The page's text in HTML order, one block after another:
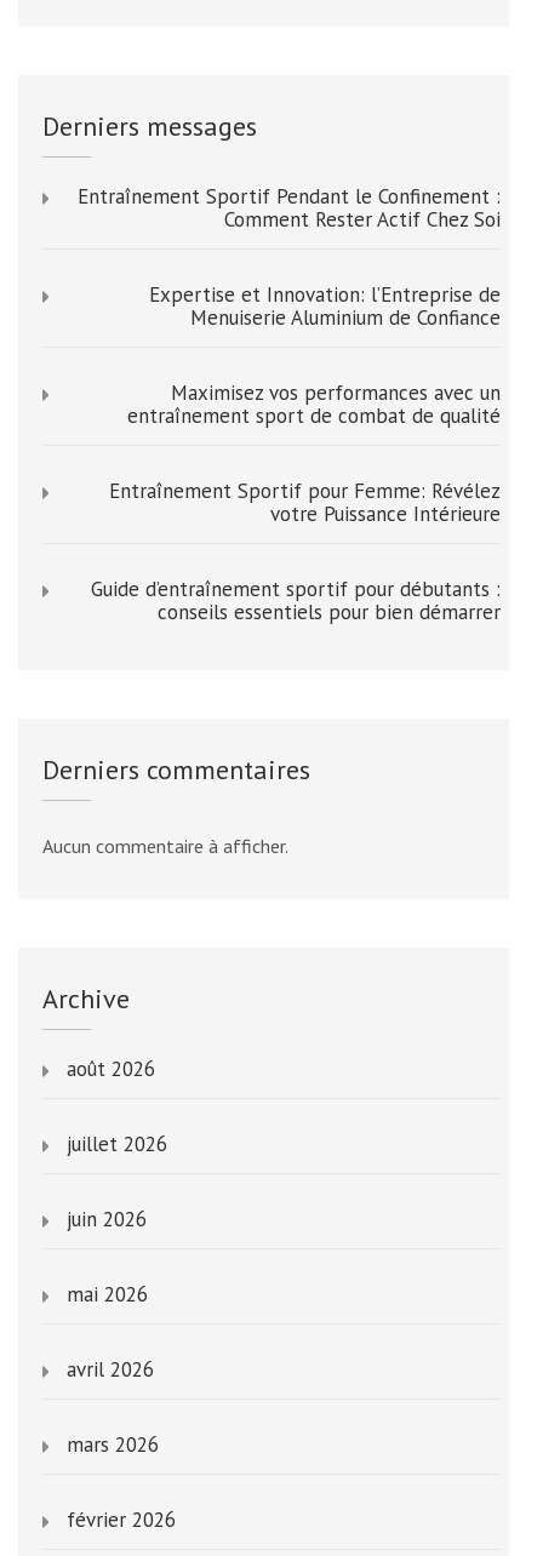
Derniers messages
Entraînement Sportif Pendant le Confinement :
Comment Rester Actif Chez Soi
Expertise et Innovation: l’Entreprise de
Menuiserie Aluminium de Confiance
Maximisez vos performances avec un
entraînement sport de combat de qualité
Entraînement Sportif pour Femme: Révélez
votre Puissance Intérieure
Guide d’entraînement sportif pour débutants :
conseils essentiels pour bien démarrer
Derniers commentaires
Aucun commentaire à afficher.
Archive
août 2026
juillet 2026
juin 2026
mai 2026
avril 2026
mars 2026
février 2026